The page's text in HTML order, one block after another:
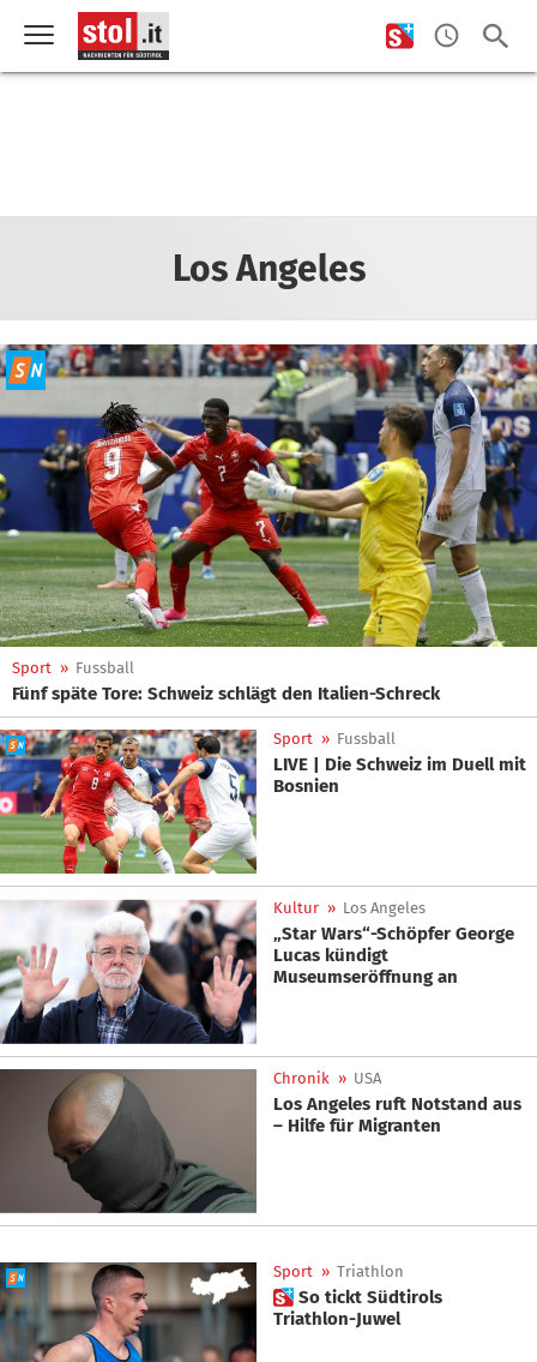
Los Angeles
Sport » Fussball
Fünf späte Tore: Schweiz schlägt den Italien-Schreck
Sport » Fussball
LIVE | Die Schweiz im Duell mit
Bosnien
Kultur » Los Angeles
„Star Wars“-Schöpfer George
Lucas kündigt
Museumseröffnung an
Chronik » USA
Los Angeles ruft Notstand aus
– Hilfe für Migranten
Sport » Triathlon
 So tickt Südtirols
Triathlon-Juwel